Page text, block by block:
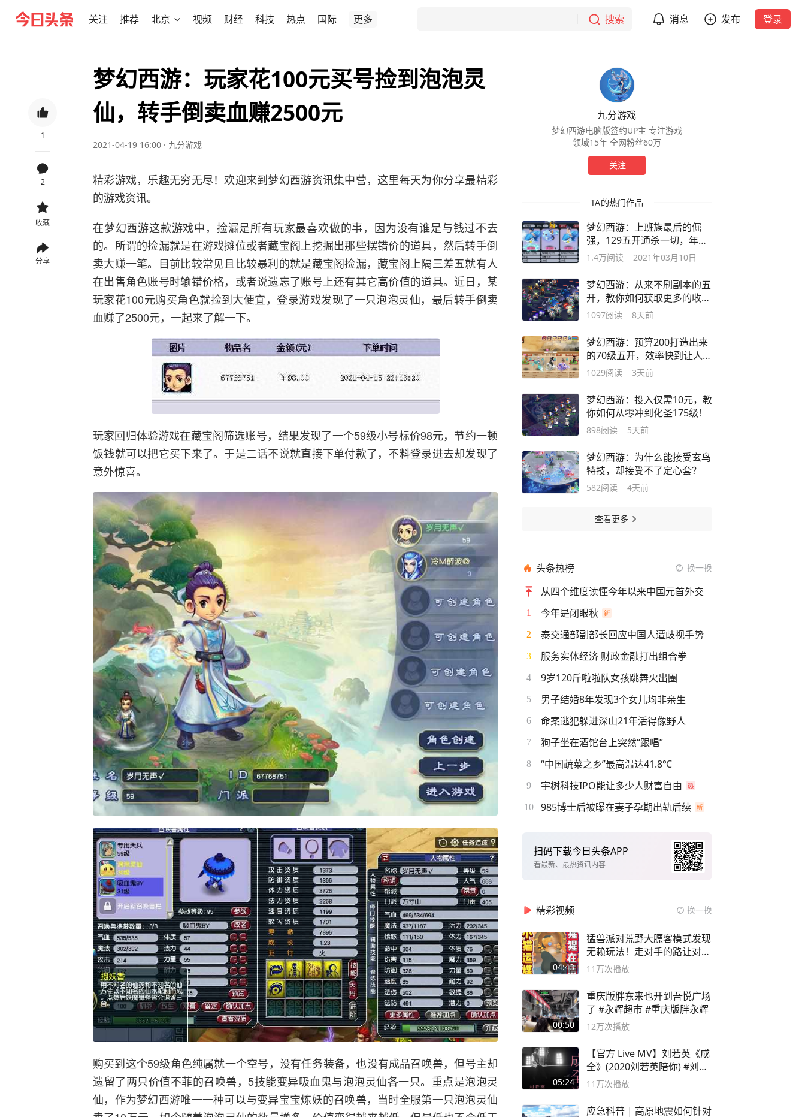
关注 推荐 北京 视频 财经 科技 热点 国际 更多 搜索 消息 发布 登录
1
2
收藏
分享
梦幻西游：玩家花100元买号捡到泡泡灵
仙，转手倒卖血赚2500元
2021-04-19 16:00 · 九分游戏
精彩游戏，乐趣无穷无尽！欢迎来到梦幻西游资讯集中营，这里每天为你分享最精彩
的游戏资讯。
在梦幻西游这款游戏中，捡漏是所有玩家最喜欢做的事，因为没有谁是与钱过不去
的。所谓的捡漏就是在游戏摊位或者藏宝阁上挖掘出那些摆错价的道具，然后转手倒
卖大赚一笔。目前比较常见且比较暴利的就是藏宝阁捡漏，藏宝阁上隔三差五就有人
在出售角色账号时输错价格，或者说遗忘了账号上还有其它高价值的道具。近日，某
玩家花100元购买角色就捡到大便宜，登录游戏发现了一只泡泡灵仙，最后转手倒卖
血赚了2500元，一起来了解一下。
玩家回归体验游戏在藏宝阁筛选账号，结果发现了一个59级小号标价98元，节约一顿
饭钱就可以把它买下来了。于是二话不说就直接下单付款了，不料登录进去却发现了
意外惊喜。
购买到这个59级角色纯属就一个空号，没有任务装备，也没有成品召唤兽，但号主却
遗留了两只价值不菲的召唤兽，5技能变异吸血鬼与泡泡灵仙各一只。重点是泡泡灵
仙，作为梦幻西游唯一一种可以与变异宝宝炼妖的召唤兽，当时全服第一只泡泡灵仙
九分游戏
梦幻西游电脑版签约UP主 专注游戏
领域15年 全网粉丝60万
关注
TA的热门作品
梦幻西游：上班族最后的倔
强，129五开通杀一切，年入
30亿
1.4万阅读 2021年03月10日
梦幻西游：从来不刷副本的五
开，教你如何获取更多的收
益！
1097阅读 8天前
梦幻西游：预算200打造出来
的70级五开，效率快到让人不
敢相信！
1029阅读 3天前
梦幻西游：投入仅需10元，教
你如何从零冲到化圣175级！
898阅读 5天前
梦幻西游：为什么能接受玄鸟
特技，却接受不了定心套？
582阅读 4天前
查看更多
头条热榜 换一换
从四个维度读懂今年以来中国元首外交
1 今年是闭眼秋
2 泰交通部副部长回应中国人遭歧视手势
3 服务实体经济 财政金融打出组合拳
4 9岁120斤啦啦队女孩跳舞火出圈
5 男子结婚8年发现3个女儿均非亲生
6 命案逃犯躲进深山21年活得像野人
7 狗子坐在酒馆台上突然“跟唱”
8 “中国蔬菜之乡”最高温达41.8℃
9 宇树科技IPO能让多少人财富自由
10 985博士后被曝在妻子孕期出轨后续
扫码下载今日头条APP
看最新、最热资讯内容
精彩视频 换一换
04:43
猛兽派对荒野大膘客模式发现
无赖玩法！走对手的路让对手
无路可走
11万次播放
00:50
重庆版胖东来也开到吾悦广场
了 #永辉超市 #重庆版胖永辉
12万次播放
05:24
【官方 Live MV】刘若英《成
全》(2020刘若英陪你) #刘若
英 #成全
11万次播放
应急科普 | 高原地震如何针对